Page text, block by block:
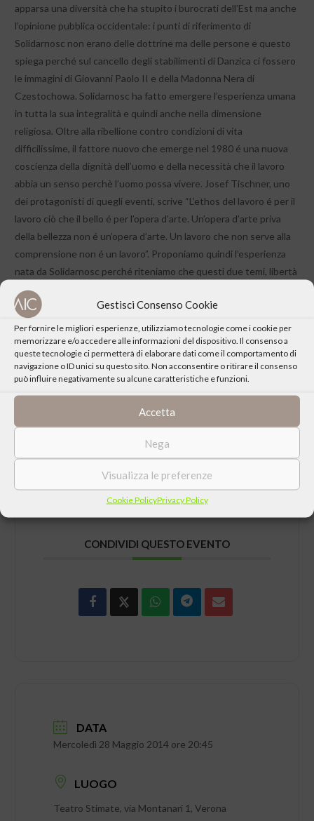
Gestisci Consenso Cookie
Per fornire le migliori esperienze, utilizziamo tecnologie come i cookie per
memorizzare e/o accedere alle informazioni del dispositivo. Il consenso a
queste tecnologie ci permetterà di elaborare dati come il comportamento di
navigazione o ID unici su questo sito. Non acconsentire o ritirare il consenso
può influire negativamente su alcune caratteristiche e funzioni.
Accetta
Nega
Visualizza le preferenze
Cookie PolicyPrivacy Policy
apparsa una diversità che ha stupito i burocrati dell’Est ma anche
l’opinione pubblica occidentale: i punti di riferimento di
Solidarnosc non erano delle dottrine ma delle persone e questo
spiega perché sul cancello degli stabilimenti di Danzica ci fossero
le immagini di Giovanni Paolo II e della Madonna Nera di
Czestochowa. Solidarnosc ha fatto emergere l’esperienza umana
in tutta la sua integralità e quindi anche nella dimensione
religiosa. Oltre alla ribellione contro condizioni di vita
difficilissime, il fattore nuovo che emerge nel 1980 é una nuova
coscienza della dignità dell’uomo e della necessità che il lavoro
abbia un senso perchè l’uomo possa vivere. Josef Tischner, uno
dei protagonisti di quegli eventi, scrive “L’ethos del lavoro é per il
lavoro ciò che il bello é per l’opera d’arte. Un’opera d’arte priva
della bellezza non é un’opera d’arte. Un lavoro che non serve alla
comprensione non é un lavoro”. Proponiamo quindi l’esperienza
nata da Solidarnosc perché riteniamo che questi due temi, libertà
e senso del lavoro, siano quanto mai attuali.
(Associazione Rivela)
Interverranno
Sandro Chierici, curatore della mostra “Danzica 1980.Solidarnosc”
realizzata in occasione della manifestazione “Meeting per
internazionali
CONDIVIDI QUESTO EVENTO
DATA
Mercoledì 28 Maggio 2014 ore 20:45
LUOGO
Teatro Stimate, via Montanari 1, Verona